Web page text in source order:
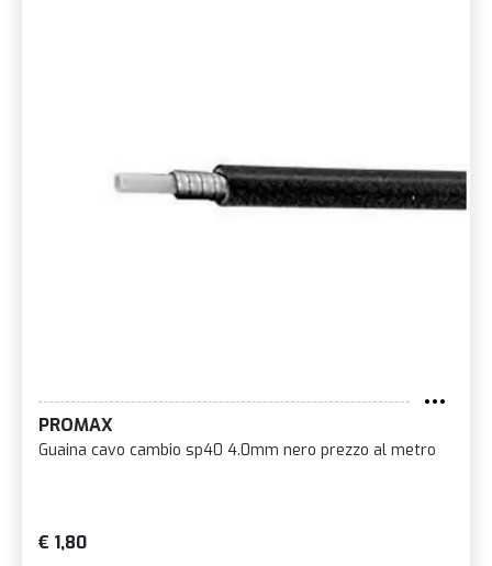
PROMAX
Guaina cavo cambio sp40 4.0mm nero prezzo al metro
€ 1,80